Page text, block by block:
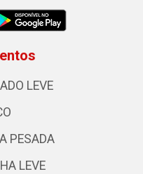
LEVE
PESADA
LEVE